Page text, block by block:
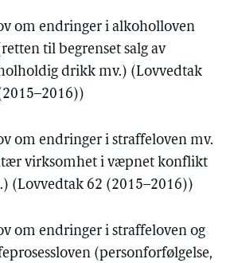
om endringer i alkoholloven
til begrenset salg av
drikk mv.) (Lovvedtak
om endringer i straffeloven mv.
virksomhet i væpnet konflikt
(Lovvedtak 62 (2015–2016))
om endringer i straffeloven og
(personforfølgelse,